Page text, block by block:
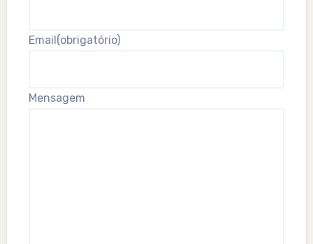
Email (obrigatório)
Mensagem